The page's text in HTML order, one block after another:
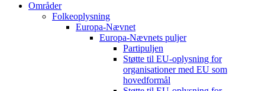
Områder
Folkeoplysning
Europa-Nævnet
Europa-Nævnets puljer
Partipuljen
Støtte til EU-oplysning for
organisationer med EU som
hovedformål